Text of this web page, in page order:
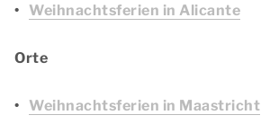
Weihnachtsferien in Alicante
Orte
Weihnachtsferien in Maastricht